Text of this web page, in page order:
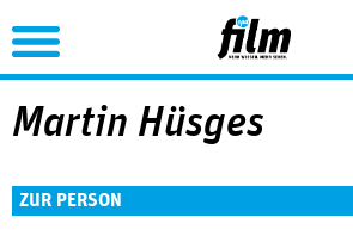
Jump to Navigation
Martin Hüsges
ZUR PERSON